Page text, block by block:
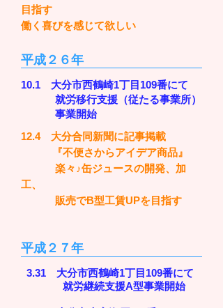
目指す
働く喜びを感じて欲しい
平成２６年
10.1 大分市西鶴崎1丁目109番にて
就労移行支援（従たる事業所）
事業開始
12.4 大分合同新聞に記事掲載
『不便さからアイデア商品』
楽々♪缶ジュースの開発、加
工、
販売でB型工賃UPを目指す
平成２７年
3.31 大分市西鶴崎1丁目109番にて
就労継続支援A型事業開始